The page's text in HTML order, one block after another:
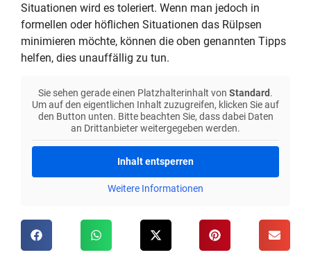
Situationen wird es toleriert. Wenn man jedoch in
formellen oder höflichen Situationen das Rülpsen
minimieren möchte, können die oben genannten Tipps
helfen, dies unauffällig zu tun.
Sie sehen gerade einen Platzhalterinhalt von Standard .
Um auf den eigentlichen Inhalt zuzugreifen, klicken Sie auf
den Button unten. Bitte beachten Sie, dass dabei Daten
an Drittanbieter weitergegeben werden.
Inhalt entsperren
Weitere Informationen